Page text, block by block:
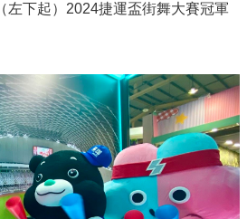
左下起）2024捷運盃街舞大賽冠軍